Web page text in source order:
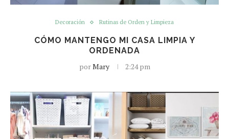
Decoración Rutinas de Orden y Limpieza
CÓMO MANTENGO MI CASA LIMPIA Y
ORDENADA
porMary 2:24 pm